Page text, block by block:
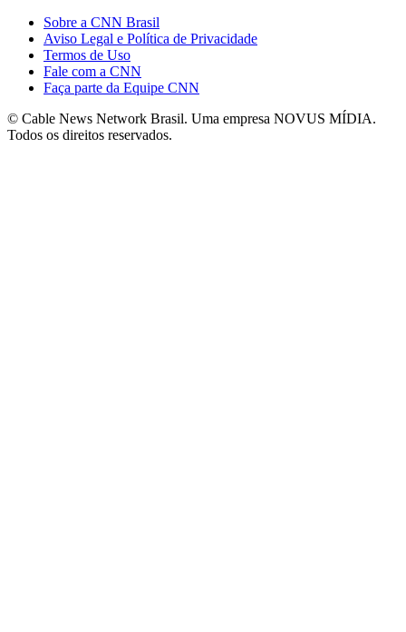
Sobre a CNN Brasil
Aviso Legal e Política de Privacidade
Termos de Uso
Fale com a CNN
Faça parte da Equipe CNN
© Cable News Network Brasil. Uma empresa NOVUS MÍDIA.
Todos os direitos reservados.